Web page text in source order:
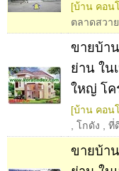
[บ้าน คอน
ตลาดสวาย
ขายบ้า
ย่าน ใน
ใหญ่ โค
[บ้าน คอน
โกดัง ที่
ขายบ้า